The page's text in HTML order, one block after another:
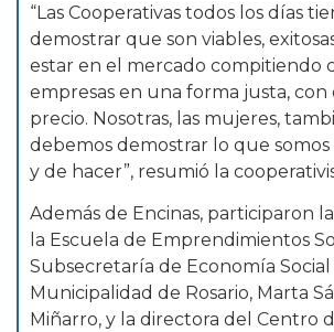
“Las Cooperativas todos los días
demostrar que son viables,
estar en el mercado compitiendo
empresas en una forma justa, con
precio. Nosotras, las mujeres,
debemos demostrar lo que somos
y de hacer”, resumió la
Además de Encinas, participaron
la Escuela de Emprendimientos
Subsecretaría de Economía Social
Municipalidad de Rosario, Marta
Miñarro, y la directora del Centro